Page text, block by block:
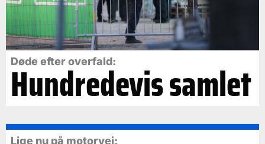
Døde efter overfald:
Hundredevis samlet
Lige nu på motorvej: